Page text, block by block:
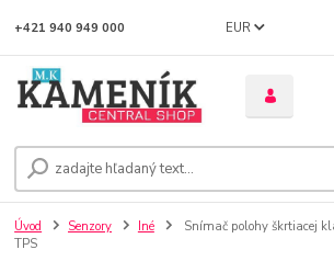
EUR
+421 940 949 000
Úvod Senzory Iné
Snímač polohy škrtiacej
TPS